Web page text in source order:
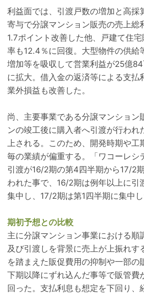
利益面では、引渡戸数の増加と高採
寄与で分譲マンション販売の売上総
1.7ポイント改善した他、戸建て住
率も12.4％に回復。大型物件の供給
増加等を吸収して営業利益が25億
に拡大。借入金の返済等による支払
業外損益も改善した。
尚、主要事業である分譲マンション
ンの竣工後に購入者へ引渡が行われ
上される。このため、開発時期や工
毎の業績が偏重する。「ワコーレシ
引渡が16/2期の第4四半期から17/2
われた事で、16/2期は例年以上に引
集中し、17/2期は第1四半期に集中し
期初予想との比較
主に分譲マンション事業における順
及び引渡しを背景に売上が上振れす
を踏まえた販促費用の抑制や一部の
下期以降にずれ込んだ事等で販管費
回った。支払利息も想定を下回り、